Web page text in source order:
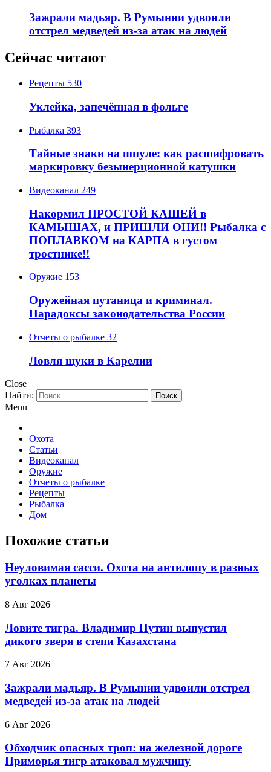
Зажрали мадьяр. В Румынии удвоили
отстрел медведей из-за атак на людей
Сейчас читают
Рецепты 530
Уклейка, запечённая в фольге
Рыбалка 393
Тайные знаки на шпуле: как расшифровать
маркировку безынерционной катушки
Видеоканал 249
Накормил ПРОСТОЙ КАШЕЙ в
КАМЫШАХ, и ПРИШЛИ ОНИ!! Рыбалка с
ПОПЛАВКОМ на КАРПА в густом
тростнике!!
Оружие 153
Оружейная путаница и криминал.
Парадоксы законодательства России
Отчеты о рыбалке 32
Ловля щуки в Карелии
Close
Найти:
Menu
Охота
Статьи
Видеоканал
Оружие
Отчеты о рыбалке
Рецепты
Рыбалка
Дом
Похожие статьи
Неуловимая сасси. Охота на антилопу в разных
уголках планеты
8 Авг 2026
Ловите тигра. Владимир Путин выпустил
дикого зверя в степи Казахстана
7 Авг 2026
Зажрали мадьяр. В Румынии удвоили отстрел
медведей из-за атак на людей
6 Авг 2026
Обходчик опасных троп: на железной дороге
Приморья тигр атаковал мужчину